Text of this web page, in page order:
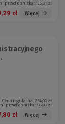
przed obniżką: 135,31 zł
zł Więcej
Cena regularna: 254,00 zł
przed obniżką: 177,80 zł
zł Więcej